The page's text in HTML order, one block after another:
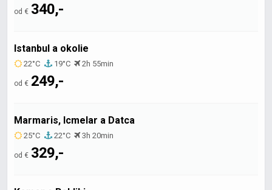
od € 340,-
Istanbul a okolie
22°C 19°C 2h 55min
od € 249,-
Marmaris, Icmelar a Datca
25°C 22°C 3h 20min
od € 329,-